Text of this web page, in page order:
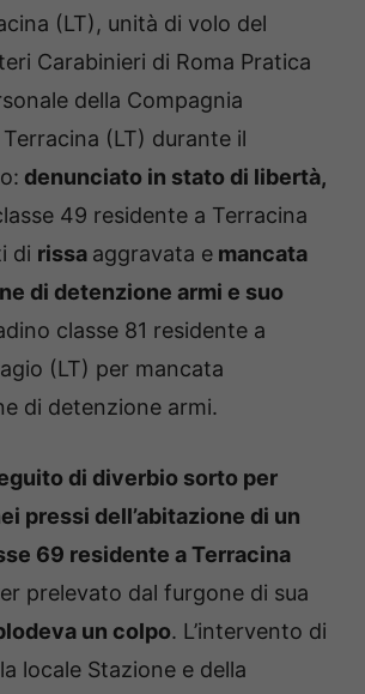
(LT), unità di volo del
Carabinieri di Roma Pratica
della Compagnia
(LT) durante il
denunciato in stato di libertà,
49 residente a Terracina
di rissa aggravata e mancata
di detenzione armi e suo
classe 81 residente a
(LT) per mancata
di detenzione armi.
di diverbio sorto per
pressi dell’abitazione di un
69 residente a Terracina
prelevato dal furgone di sua
un colpo. L’intervento di
locale Stazione e della